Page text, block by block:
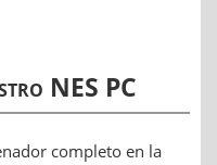
NES PC
completo en la